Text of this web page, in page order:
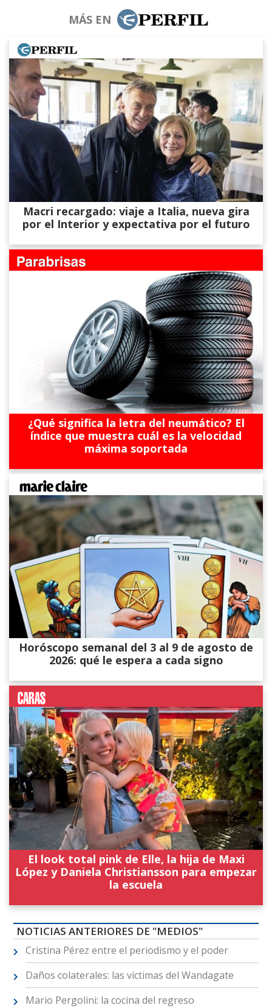
MÁS EN
Macri recargado: viaje a Italia, nueva gira
por el Interior y expectativa por el futuro
¿Qué significa la letra del neumático? El
índice que muestra cuál es la velocidad
máxima soportada
Horóscopo semanal del 3 al 9 de agosto de
2026: qué le espera a cada signo
El look total pink de Elle, la hija de Maxi
López y Daniela Christiansson para empezar
la escuela
NOTICIAS ANTERIORES DE "MEDIOS"
Cristina Pérez entre el periodismo y el poder
Daños colaterales: las víctimas del Wandagate
Mario Pergolini: la cocina del regreso